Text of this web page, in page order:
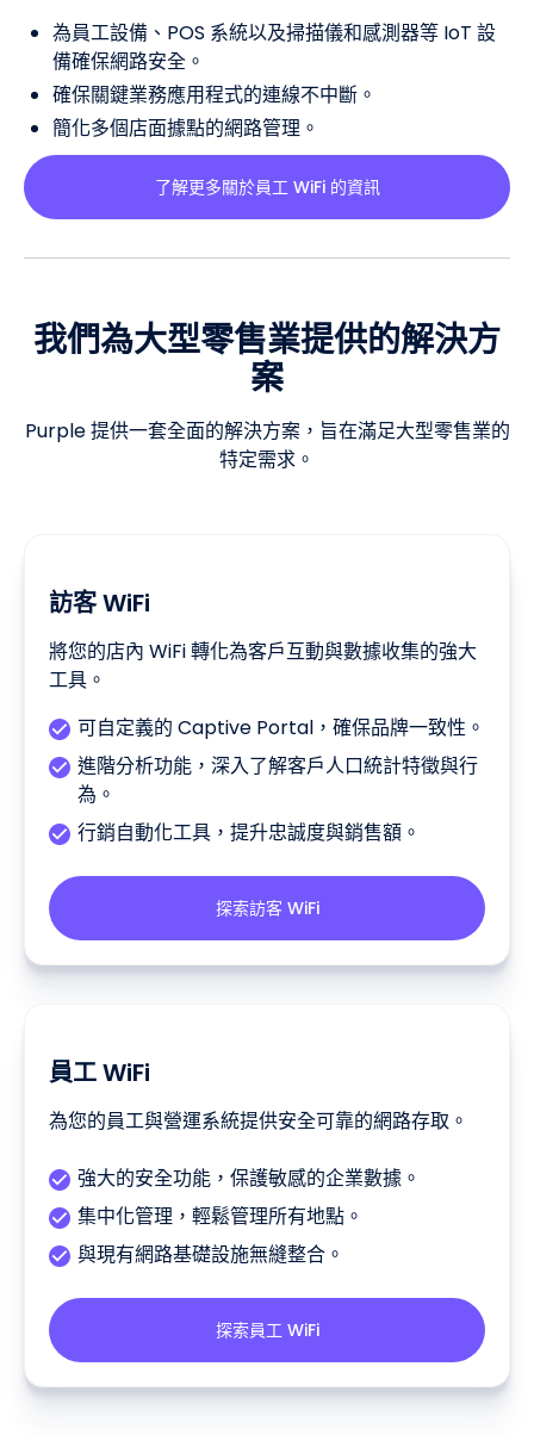
為員工設備、POS 系統以及掃描儀和感測器等 IoT 設
備確保網路安全。
確保關鍵業務應用程式的連線不中斷。
簡化多個店面據點的網路管理。
了解更多關於員工 WiFi 的資訊
我們為大型零售業提供的解決方
案
Purple 提供一套全面的解決方案，旨在滿足大型零售業的
特定需求。
訪客 WiFi
將您的店內 WiFi 轉化為客戶互動與數據收集的強大
工具。
可自定義的 Captive Portal，確保品牌一致性。
進階分析功能，深入了解客戶人口統計特徵與行
為。
行銷自動化工具，提升忠誠度與銷售額。
探索訪客 WiFi
員工 WiFi
為您的員工與營運系統提供安全可靠的網路存取。
強大的安全功能，保護敏感的企業數據。
集中化管理，輕鬆管理所有地點。
與現有網路基礎設施無縫整合。
探索員工 WiFi